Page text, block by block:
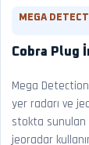
MEGA
Cobra Plug
Mega Detection
yer radarı ve
stokta sunulan
jeoradar